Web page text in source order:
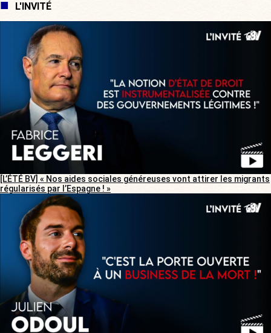
L'INVITÉ
[L’ÉTÉ BV] « Nos aides sociales généreuses vont attirer les migrants
régularisés par l’Espagne ! »